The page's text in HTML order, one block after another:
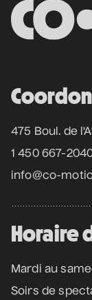
475 Boul. de
1 450 667-
info@co-
Horaire
Mardi au
Soirs de